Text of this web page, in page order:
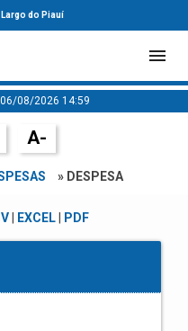
do Piauí
08/2026 14:59
A-
» DESPESA
| EXCEL| PDF